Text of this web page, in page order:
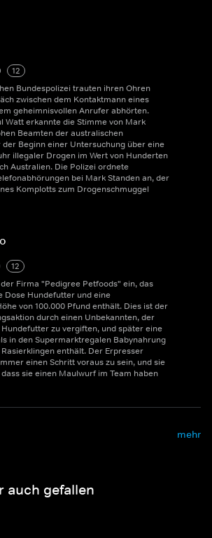
12
Bundespolizei trauten ihren Ohren
zwischen dem Kontaktmann eines
geheimnisvollen Anrufer abhörten.
Watt erkannte die Stimme von Mark
Beamten der australischen
Beginn einer Untersuchung über eine
illegaler Drogen im Wert von Hunderten
Australien. Die Polizei ordnete
bei Mark Standen an, der
Komplotts zum Drogenschmuggel
12
Firma "Pedigree Petfoods" ein, das
Dose Hundefutter und eine
von 100.000 Pfund enthält. Dies ist der
durch einen Unbekannten, der
zu vergiften, und später eine
in den Supermarktregalen Babynahrung
enthält. Der Erpresser
einen Schritt voraus zu sein, und sie
sie einen Maulwurf im Team haben
mehr
auch gefallen